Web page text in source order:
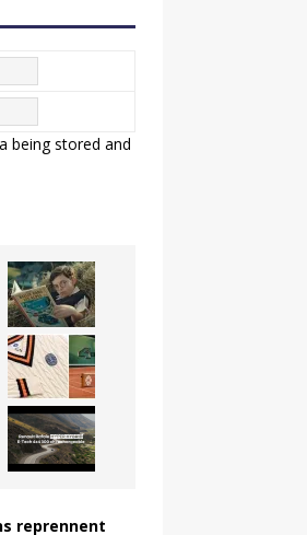
being stored and
reprennent